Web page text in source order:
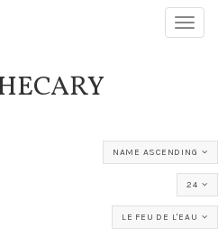
NAME ASCENDING
24
LE FEU DE L'EAU